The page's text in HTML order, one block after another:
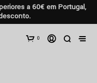
a 60€ em Portugal,
0